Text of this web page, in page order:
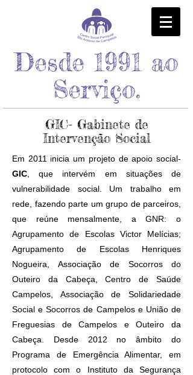
Desde 1991 ao
Serviço.
GIC- Gabinete de
Intervenção Social
Em 2011 inicia um projeto de apoio social-
GIC , que intervém em situações de
vulnerabilidade social. Um trabalho em
rede, fazendo parte um grupo de parceiros,
que reúne mensalmente, a GNR: o
Agrupamento de Escolas Victor Melícias;
Agrupamento de Escolas Henriques
Nogueira, Associação de Socorros do
Outeiro da Cabeça, Centro de Saúde
Campelos, Associação de Solidariedade
Social e Socorros de Campelos e União de
Freguesias de Campelos e Outeiro da
Cabeça. Desde 2012 no âmbito do
Programa de Emergência Alimentar, em
protocolo com o Instituto da Segurança